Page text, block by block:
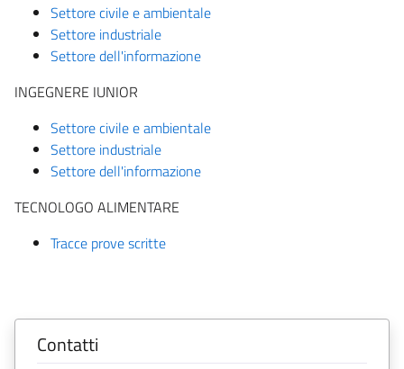
Settore civile e ambientale
Settore industriale
Settore dell'informazione
INGEGNERE IUNIOR
Settore civile e ambientale
Settore industriale
Settore dell'informazione
TECNOLOGO ALIMENTARE
Tracce prove scritte
Contatti